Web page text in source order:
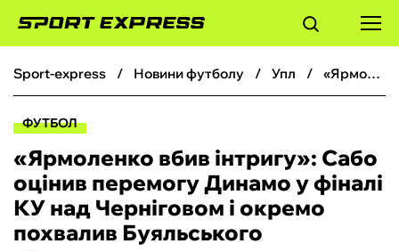
ФУТБОЛ
БОКС
ХОКЕЙ
sport-express новини футболу упл «Ярмоленко вбив інтригу»: Сабо оцінив перемогу Динамо у фіналі КУ над Черніговом і окремо похвалив Буяльського
ФУТБОЛ
«Ярмоленко вбив інтригу»: Сабо
оцінив перемогу Динамо у фіналі
КУ над Черніговом і окремо
похвалив Буяльського